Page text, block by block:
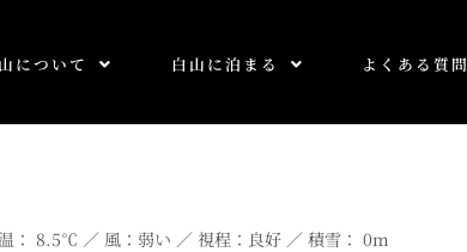
について 白山に泊まる よくある質問
： 8.5℃ ／ 風：弱い ／ 視程：良好 ／ 積雪： 0m